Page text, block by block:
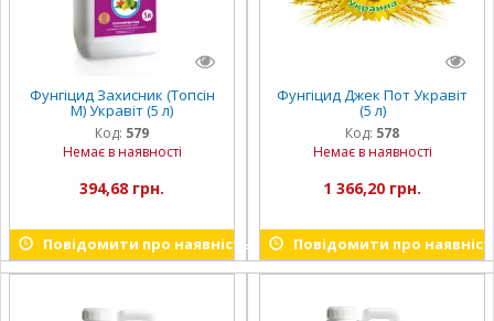
Фунгіцид Захисник (Топсін
М) Укравіт (5 л)
Код: 579
Немає в наявності
394,68 грн.
Повідомити про наявність
Фунгіцид Джек Пот Укравіт
(5 л)
Код: 578
Немає в наявності
1 366,20 грн.
Повідомити про